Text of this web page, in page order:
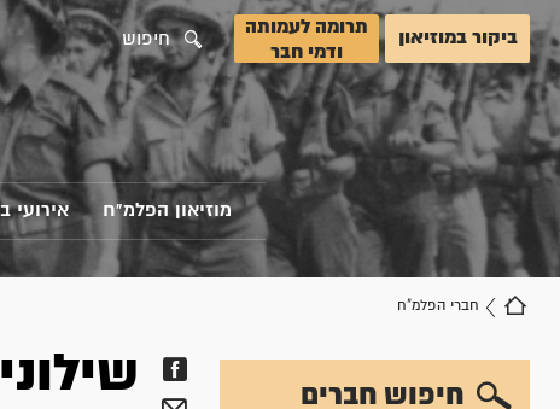
ביקור במוזיאון
תרומה לעמותה
ודמי חבר
חיפוש
מוזיאון הפלמ"ח אירועי
חברי הפלמ"ח
חיפוש חברים שילוני